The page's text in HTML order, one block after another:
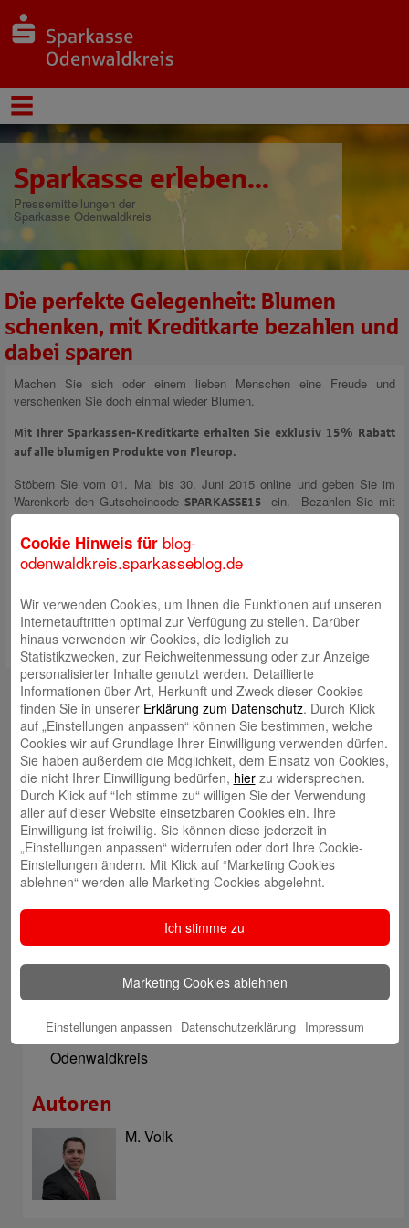
Sparkasse erleben...
Pressemitteilungen der
Sparkasse Odenwaldkreis
Die perfekte Gelegenheit: Blumen
schenken, mit Kreditkarte bezahlen und
dabei sparen
Machen Sie sich oder einem lieben Menschen eine Freude und
verschenken Sie doch einmal wieder Blumen.
Mit Ihrer Sparkassen-Kreditkarte erhalten Sie exklusiv 15% Rabatt
auf alle blumigen Produkte von Fleurop.
Stöbern Sie vom 01. Mai bis 30. Juni 2015 online und geben Sie im
Warenkorb den GutscheincodeSPARKASSE15 ein. Bezahlen Sie mit
Ihrer Kreditkarte und verschenken Sie Ihren ganz persönlchen Blumen-
Gruß.
Weitere Informationen und eine Übersicht der aktuellen Aktionsangebote
Kontakt
mail@sparkasse-odenwaldkreis.de
Telefon: 06062 500
Auch per WhatsApp erreichbar!
Neueste Beiträge
Sparkassen Kino Open-Air-Sommer 2026 startet
Öffnungszeiten der Sparkasse zum Wiesenmarkt
Herausragende Vertriebsleistung in Jahr 2025: Team
des ImmobilienCenter der Sparkasse Odenwaldkreis
Digitale Apotheke in der Sparkassen-Geschäftsstelle
Fränkisch-Crumbach eröffnet
Sparkasse stärkt das soziale Miteinander im
Odenwaldkreis
Autoren
M. Volk
Cookie Hinweis für blog-
odenwaldkreis.sparkasseblog.de
Wir verwenden Cookies, um Ihnen die Funktionen auf unseren
Internetauftritten optimal zur Verfügung zu stellen. Darüber
hinaus verwenden wir Cookies, die lediglich zu
Statistikzwecken, zur Reichweitenmessung oder zur Anzeige
personalisierter Inhalte genutzt werden. Detaillierte
Informationen über Art, Herkunft und Zweck dieser Cookies
finden Sie in unserer Erklärung zum Datenschutz. Durch Klick
auf „Einstellungen anpassen“ können Sie bestimmen, welche
Cookies wir auf Grundlage Ihrer Einwilligung verwenden dürfen.
Sie haben außerdem die Möglichkeit, dem Einsatz von Cookies,
die nicht Ihrer Einwilligung bedürfen, hierzu widersprechen.
Durch Klick auf “Ich stimme zu“ willigen Sie der Verwendung
aller auf dieser Website einsetzbaren Cookies ein. Ihre
Einwilligung ist freiwillig. Sie können diese jederzeit in
„Einstellungen anpassen“ widerrufen oder dort Ihre Cookie-
Einstellungen ändern. Mit Klick auf “Marketing Cookies
ablehnen“ werden alle Marketing Cookies abgelehnt.
Ich stimme zu
Marketing Cookies ablehnen
Einstellungen anpassen Datenschutzerklärung Impressum